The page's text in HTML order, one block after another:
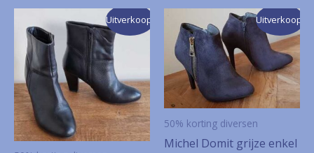
Uitverkoop! Uitverkoop!
50% korting diversen
Michel Domit grijze enkel